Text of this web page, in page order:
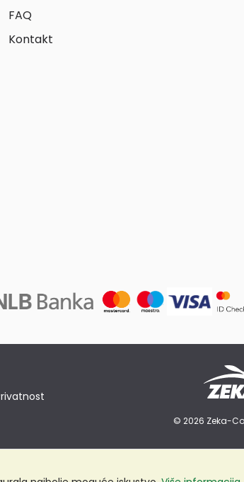
FAQ
Kontakt
© 2026 Zeka-